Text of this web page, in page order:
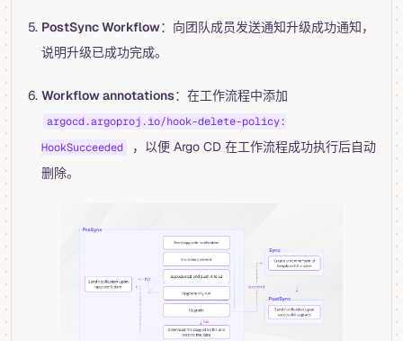
PostSync Workflow：向团队成员发送通知升级成功通知，
说明升级已成功完成。
Workflow annotations：在工作流程中添加
argocd.argoproj.io/hook-delete-policy:
HookSucceeded
，以便 Argo CD 在工作流程成功执行后自动
删除。